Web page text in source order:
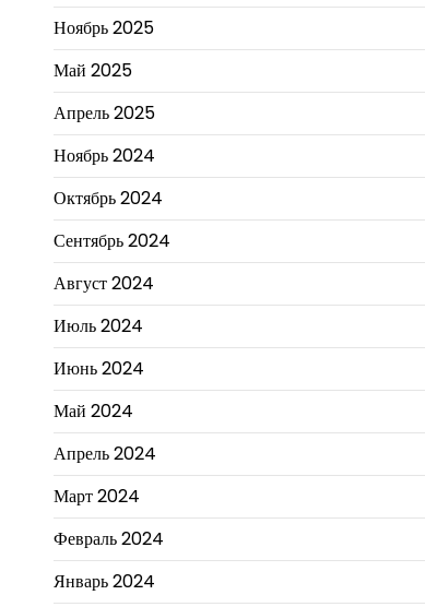
Ноябрь 2025
Май 2025
Апрель 2025
Ноябрь 2024
Октябрь 2024
Сентябрь 2024
Август 2024
Июль 2024
Июнь 2024
Май 2024
Апрель 2024
Март 2024
Февраль 2024
Январь 2024